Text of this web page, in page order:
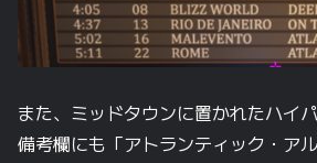
また、ミッドタウンに置かれたハイ
備考欄にも「アトランティック・ア